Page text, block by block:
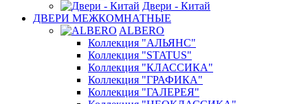
Двери - Китай
ДВЕРИ МЕЖКОМНАТНЫЕ
ALBERO
Коллекция "АЛЬЯНС"
Коллекция "STATUS"
Коллекция "КЛАССИКА"
Коллекция "ГРАФИКА"
Коллекция "ГАЛЕРЕЯ"